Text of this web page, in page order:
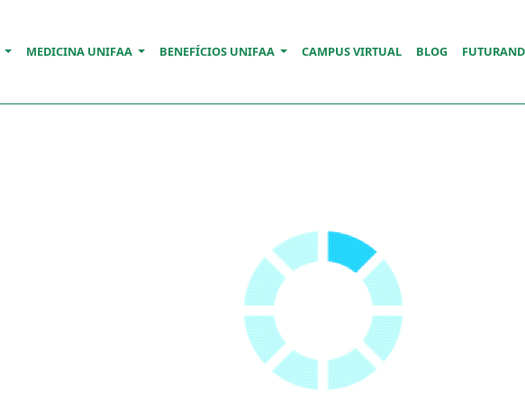
MEDICINA UNIFAA BENEFÍCIOS UNIFAA CAMPUS VIRTUAL BLOG